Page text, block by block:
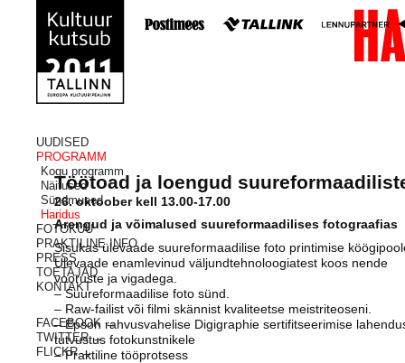
UUDISED
PROGRAMM
Kogu programm
Näitused
Sündmused
Haridus
FOTOKUU
PRAKTILINE INFO
PRESS
TOETAJAD
KONTAKT
FACEBOOK →
TWITTER →
FLICKR →
Töötoad ja loengud
26. oktoober kell 13.00-17.00
Arengud ja võimalused suureformaadilises fotograafias
Sisukas ülevaade suureformaadilise foto printimise
Ülevaade enamlevinud väljundtehnoloogiatest koos nende
vooruste ja vigadega.
– Suureformaadilise foto sünd.
– Raw-failist või filmi skännist kvaliteetse meistriteoseni.
– Epson rahvusvahelise Digigraphie sertifitseerimise
tutvustus fotokunstnikele
– Praktiline tööprotsess